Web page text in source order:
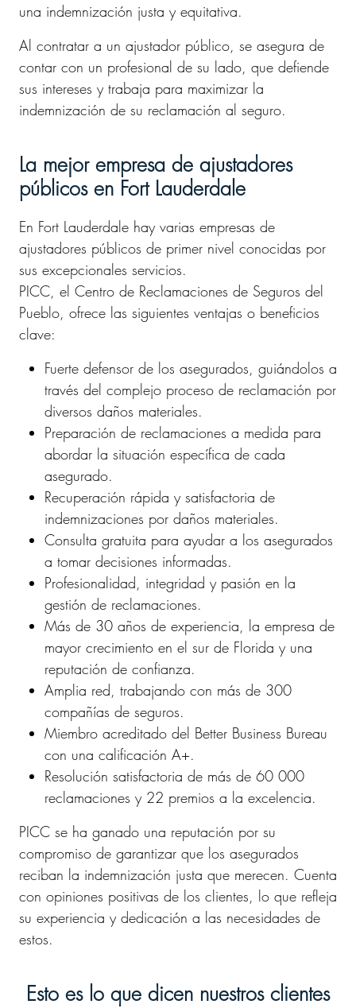
una indemnización justa y equitativa.
Al contratar a un ajustador público, se asegura de
contar con un profesional de su lado, que defiende
sus intereses y trabaja para maximizar la
indemnización de su reclamación al seguro.
La mejor empresa de ajustadores
públicos en Fort Lauderdale
En Fort Lauderdale hay varias empresas de
ajustadores públicos de primer nivel conocidas por
sus excepcionales servicios.
PICC, el Centro de Reclamaciones de Seguros del
Pueblo, ofrece las siguientes ventajas o beneficios
clave:
Fuerte defensor de los asegurados, guiándolos a
través del complejo proceso de reclamación por
diversos daños materiales.
Preparación de reclamaciones a medida para
abordar la situación específica de cada
asegurado.
Recuperación rápida y satisfactoria de
indemnizaciones por daños materiales.
Consulta gratuita para ayudar a los asegurados
a tomar decisiones informadas.
Profesionalidad, integridad y pasión en la
gestión de reclamaciones.
Más de 30 años de experiencia, la empresa de
mayor crecimiento en el sur de Florida y una
reputación de confianza.
Amplia red, trabajando con más de 300
compañías de seguros.
Miembro acreditado del Better Business Bureau
con una calificación A+.
Resolución satisfactoria de más de 60 000
reclamaciones y 22 premios a la excelencia.
PICC se ha ganado una reputación por su
compromiso de garantizar que los asegurados
reciban la indemnización justa que merecen. Cuenta
con opiniones positivas de los clientes, lo que refleja
su experiencia y dedicación a las necesidades de
estos.
Esto es lo que dicen nuestros clientes